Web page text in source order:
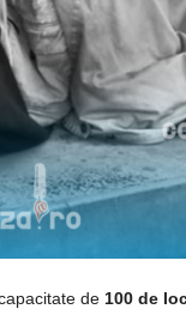
de 100 de